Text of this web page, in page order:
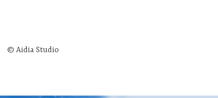
© Aidia Studio